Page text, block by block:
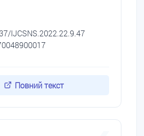
IJCSNS.2022.22.9.47
Повний текст